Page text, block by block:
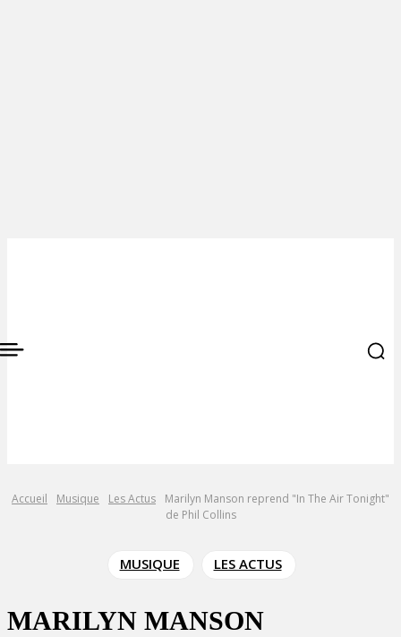
Accueil Musique Les Actus
Marilyn Manson reprend "In The Air Tonight"
de Phil Collins
MUSIQUE LES ACTUS
MARILYN MANSON